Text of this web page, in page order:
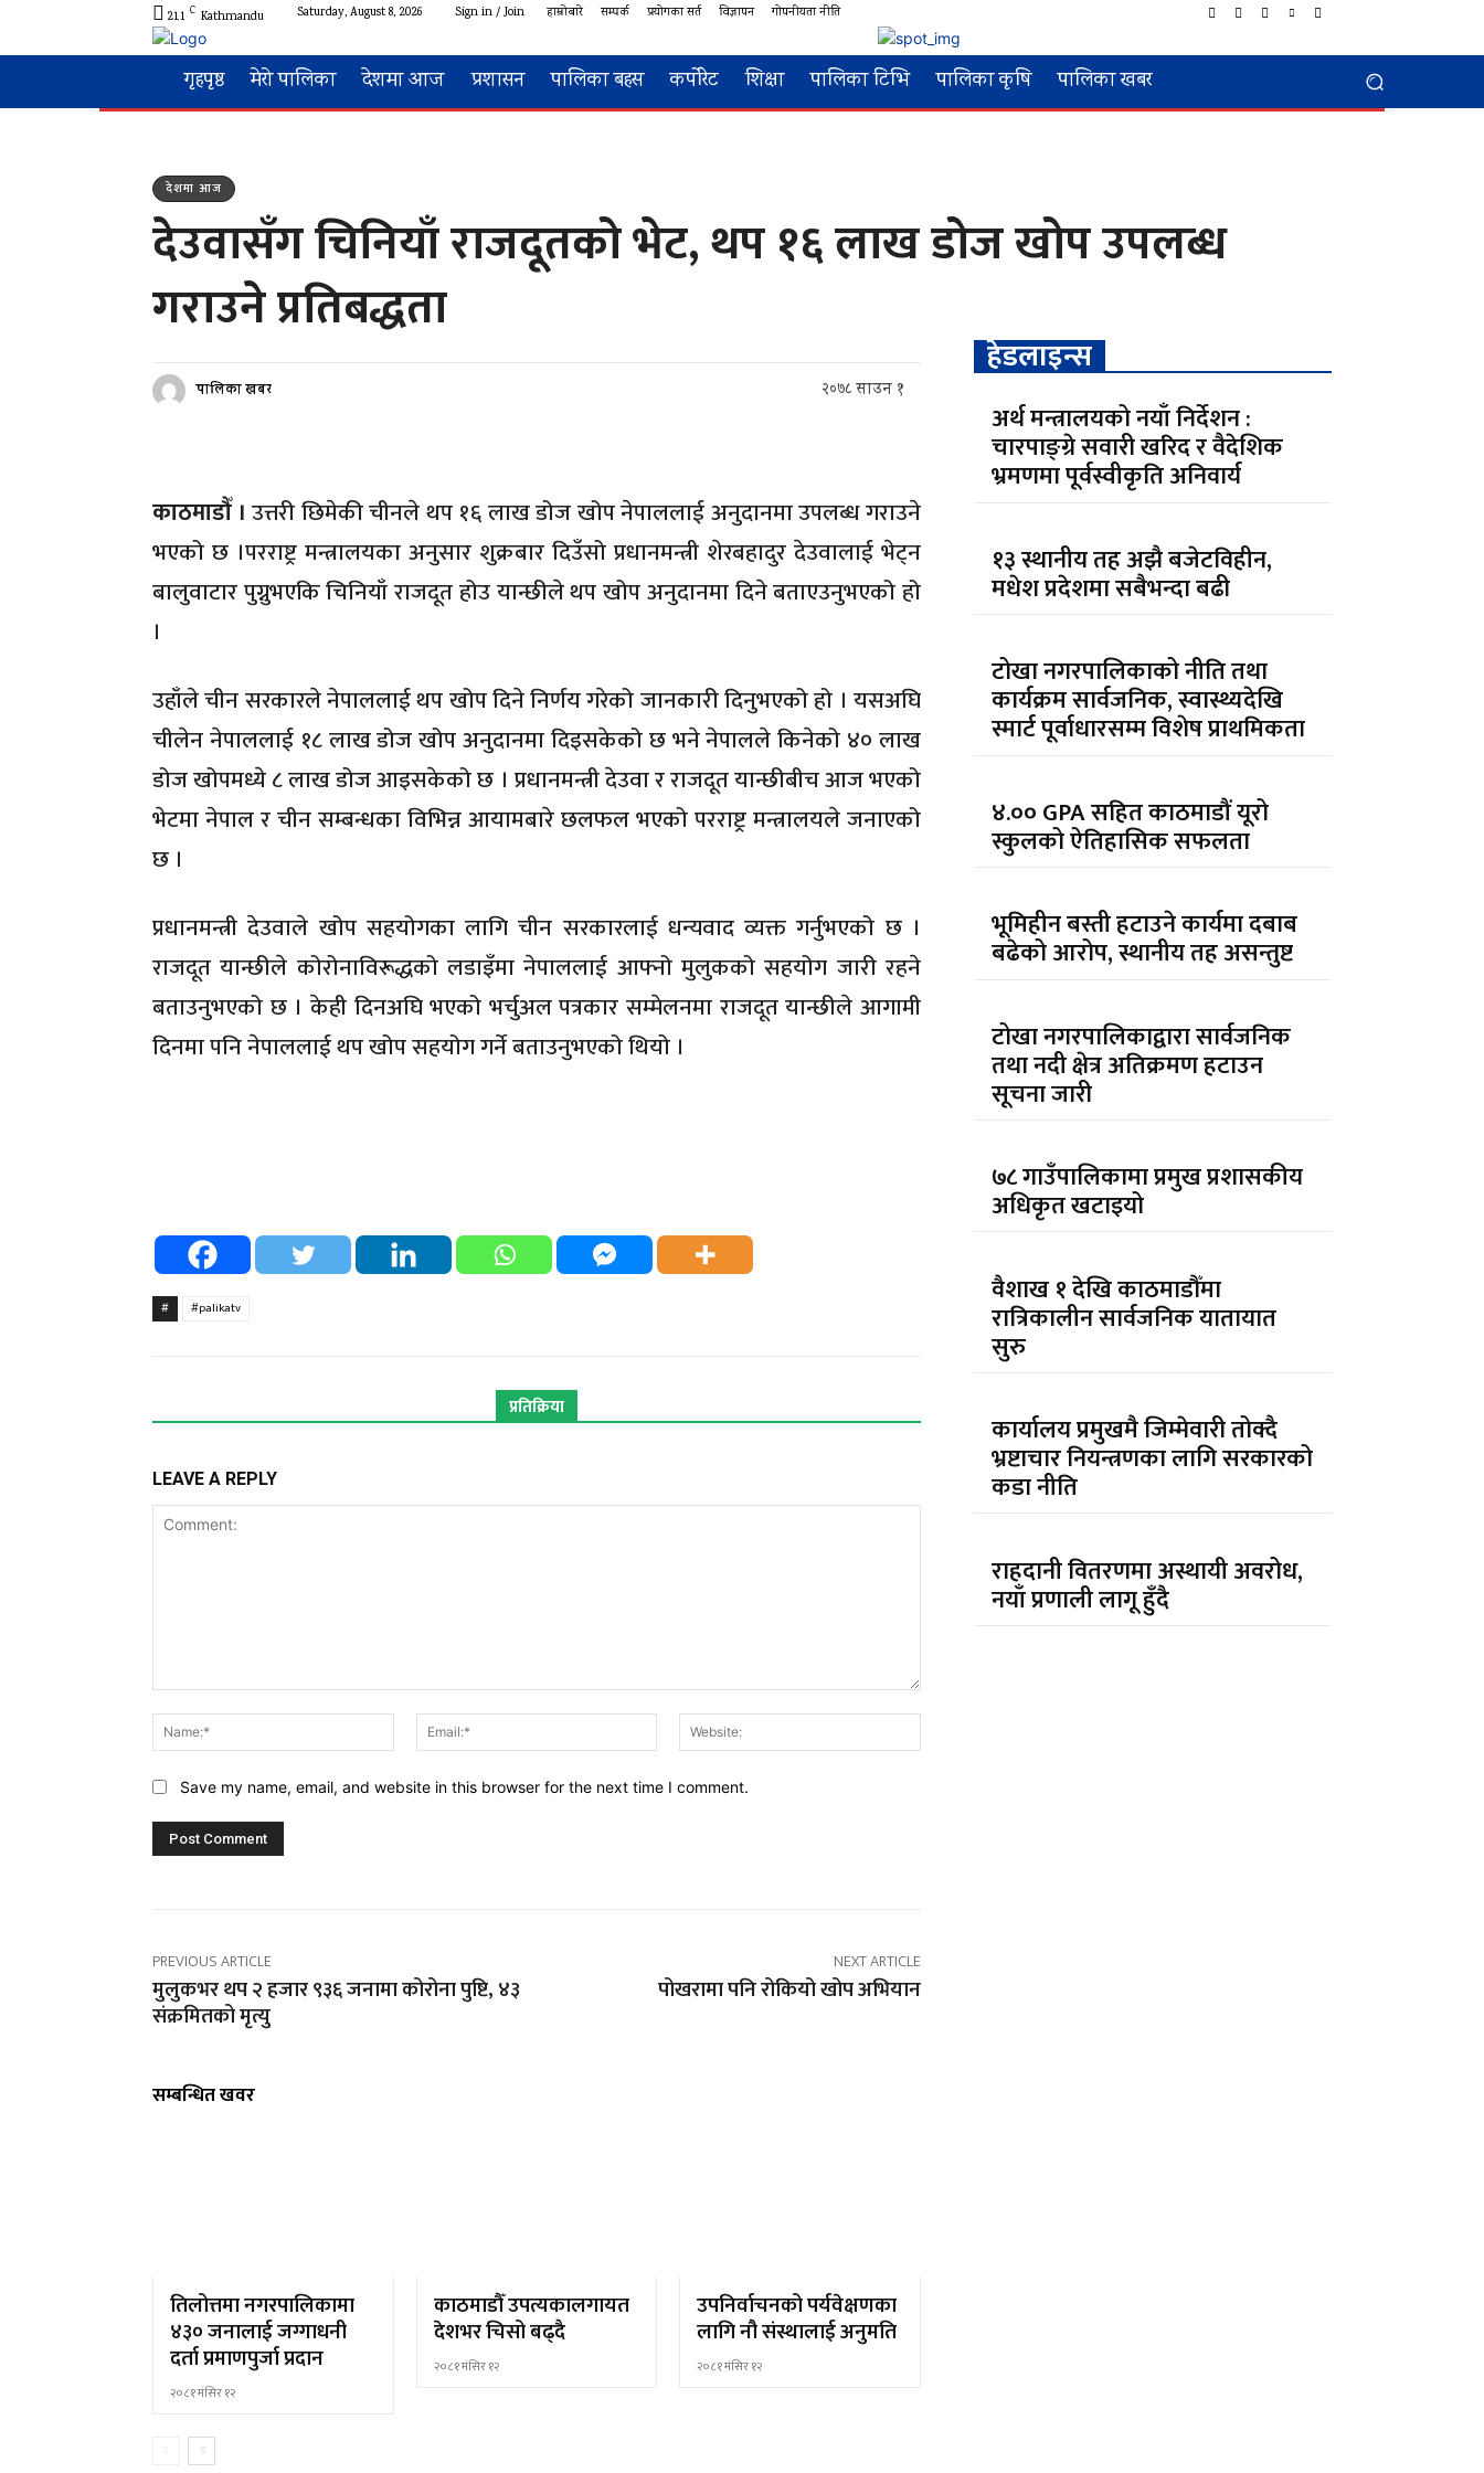
21.1 C Kathmandu Saturday, August 8, 2026 Sign in / Join हाम्रोबारे सम्पर्क प्रयोगका सर्त विज्ञापन गोपनीयता नीति
गृहपृष्ठ मेरो पालिका देशमा आज प्रशासन पालिका बहस कर्पोरेट शिक्षा पालिका टिभि पालिका कृषि पालिका खबर
देशमा आज
देउवासँग चिनियाँ राजदूतको भेट, थप १६ लाख डोज खोप उपलब्ध
गराउने प्रतिबद्धता
पालिका खबर २०७८ साउन १
काठमाडौँ । उत्तरी छिमेकी चीनले थप १६ लाख डोज खोप नेपाललाई अनुदानमा उपलब्ध गराउने
भएको छ ।परराष्ट्र मन्त्रालयका अनुसार शुक्रबार दिउँसो प्रधानमन्त्री शेरबहादुर देउवालाई भेट्न
बालुवाटार पुग्नुभएकि चिनियाँ राजदूत होउ यान्छीले थप खोप अनुदानमा दिने बताएउनुभएको हो
।
उहाँले चीन सरकारले नेपाललाई थप खोप दिने निर्णय गरेको जानकारी दिनुभएको हो । यसअघि
चीलेन नेपाललाई १८ लाख डोज खोप अनुदानमा दिइसकेको छ भने नेपालले किनेको ४० लाख
डोज खोपमध्ये ८ लाख डोज आइसकेको छ । प्रधानमन्त्री देउवा र राजदूत यान्छीबीच आज भएको
भेटमा नेपाल र चीन सम्बन्धका विभिन्न आयामबारे छलफल भएको परराष्ट्र मन्त्रालयले जनाएको
छ ।
प्रधानमन्त्री देउवाले खोप सहयोगका लागि चीन सरकारलाई धन्यवाद व्यक्त गर्नुभएको छ ।
राजदूत यान्छीले कोरोनाविरूद्धको लडाइँमा नेपाललाई आफ्नो मुलुकको सहयोग जारी रहने
बताउनुभएको छ । केही दिनअघि भएको भर्चुअल पत्रकार सम्मेलनमा राजदूत यान्छीले आगामी
दिनमा पनि नेपाललाई थप खोप सहयोग गर्ने बताउनुभएको थियो ।
# #palikatv
प्रतिक्रिया
LEAVE A REPLY
Name:*
Email:*
Save my name, email, and website in this browser for the next time I comment.
PREVIOUS ARTICLE
मुलुकभर थप २ हजार ९३६ जनामा कोरोना पुष्टि, ४३
संक्रमितको मृत्यु
NEXT ARTICLE
पोखरामा पनि रोकियो खोप अभियान
सम्बन्धित खवर
तिलोत्तमा नगरपालिकामा
४३० जनालाई जग्गाधनी
दर्ता प्रमाणपुर्जा प्रदान
२०८१ मंसिर १२
काठमाडौँ उपत्यकालगायत
देशभर चिसो बढ्दै
२०८१ मंसिर १२
उपनिर्वाचनको पर्यवेक्षणका
लागि नौ संस्थालाई अनुमति
२०८१ मंसिर १२
हेडलाइन्स
अर्थ मन्त्रालयको नयाँ निर्देशन :
चारपाङ्ग्रे सवारी खरिद र वैदेशिक
भ्रमणमा पूर्वस्वीकृति अनिवार्य
१३ स्थानीय तह अझै बजेटविहीन,
मधेश प्रदेशमा सबैभन्दा बढी
टोखा नगरपालिकाको नीति तथा
कार्यक्रम सार्वजनिक, स्वास्थ्यदेखि
स्मार्ट पूर्वाधारसम्म विशेष प्राथमिकता
४.०० GPA सहित काठमाडौं यूरो
स्कुलको ऐतिहासिक सफलता
भूमिहीन बस्ती हटाउने कार्यमा दबाब
बढेको आरोप, स्थानीय तह असन्तुष्ट
टोखा नगरपालिकाद्वारा सार्वजनिक
तथा नदी क्षेत्र अतिक्रमण हटाउन
सूचना जारी
७८ गाउँपालिकामा प्रमुख प्रशासकीय
अधिकृत खटाइयो
वैशाख १ देखि काठमाडौँमा
रात्रिकालीन सार्वजनिक यातायात
सुरु
कार्यालय प्रमुखमै जिम्मेवारी तोक्दै
भ्रष्टाचार नियन्त्रणका लागि सरकारको
कडा नीति
राहदानी वितरणमा अस्थायी अवरोध,
नयाँ प्रणाली लागू हुँदै